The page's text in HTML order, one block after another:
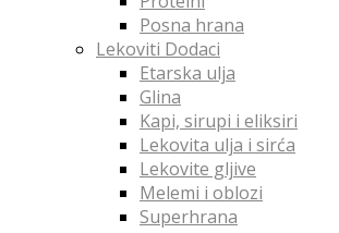
Posna hrana
Lekoviti Dodaci
Etarska ulja
Glina
Kapi, sirupi i eliksiri
Lekovita ulja i sirća
Lekovite gljive
Melemi i oblozi
Superhrana